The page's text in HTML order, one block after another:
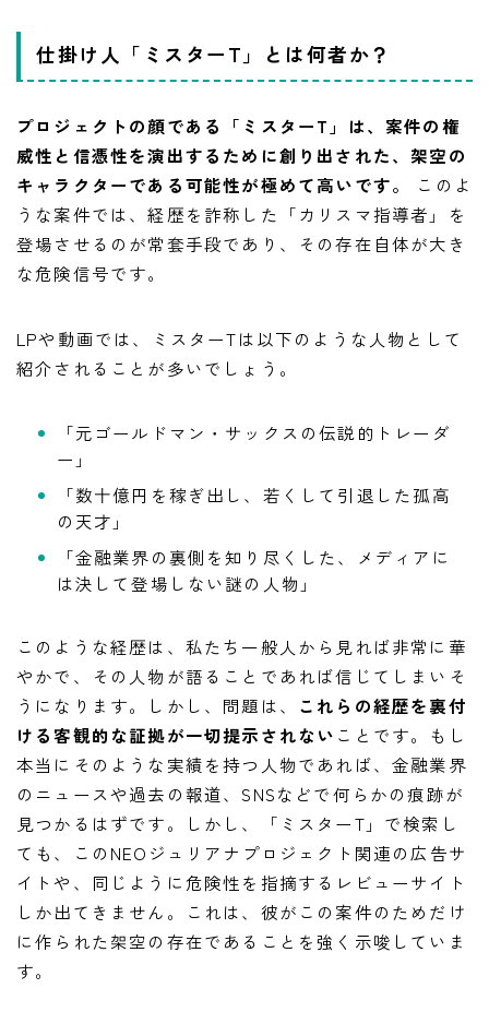
仕掛け人「ミスターT」とは何者か？
プロジェクトの顔である「ミスターT」は、案件の権
威性と信憑性を演出するために創り出された、架空の
キャラクターである可能性が極めて高いです。
このよ
うな案件では、経歴を詐称した「カリスマ指導者」を
登場させるのが常套手段であり、その存在自体が大き
な危険信号です。
LPや動画では、ミスターTは以下のような人物として
紹介されることが多いでしょう。
「元ゴールドマン・サックスの伝説的トレーダ
ー」
「数十億円を稼ぎ出し、若くして引退した孤高
の天才」
「金融業界の裏側を知り尽くした、メディアに
は決して登場しない謎の人物」
このような経歴は、私たち一般人から見れば非常に華
やかで、その人物が語ることであれば信じてしまいそ
うになります。しかし、問題は、 これらの経歴を裏付
ける客観的な証拠が一切提示されない ことです。もし
本当にそのような実績を持つ人物であれば、金融業界
のニュースや過去の報道、SNSなどで何らかの痕跡が
見つかるはずです。しかし、「ミスターT」で検索し
ても、このNEOジュリアナプロジェクト関連の広告サ
イトや、同じように危険性を指摘するレビューサイト
しか出てきません。これは、彼がこの案件のためだけ
に作られた架空の存在であることを強く示唆していま
す。